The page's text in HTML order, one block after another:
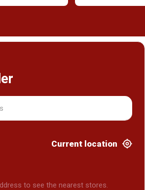
Current location
to see the nearest stores.